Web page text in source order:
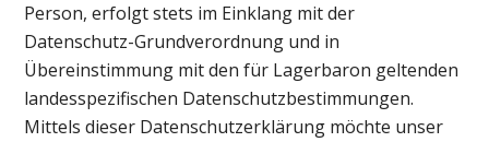
Person, erfolgt stets im Einklang mit der
Datenschutz-Grundverordnung und in
Übereinstimmung mit den für Lagerbaron geltenden
landesspezifischen Datenschutzbestimmungen.
Mittels dieser Datenschutzerklärung möchte unser